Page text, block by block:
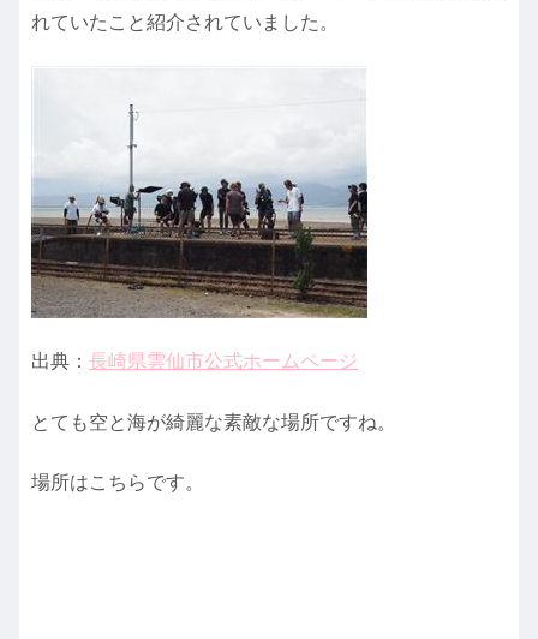
れていたこと紹介されていました。
出典： 長崎県雲仙市公式ホームページ
とても空と海が綺麗な素敵な場所ですね。
場所はこちらです。